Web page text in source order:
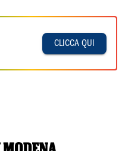
CLICCA QUI